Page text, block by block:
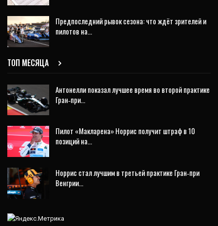
Предпоследний рывок сезона: что ждёт зрителей и
пилотов на…
ТОП МЕСЯЦА
Антонелли показал лучшее время во второй практике
Гран‑при…
Пилот «Макларена» Норрис получит штраф в 10
позиций на…
Норрис стал лучшим в третьей практике Гран‑при
Венгрии…